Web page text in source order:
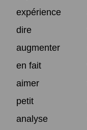
expérience
dire
augmenter
en fait
aimer
petit
analyse